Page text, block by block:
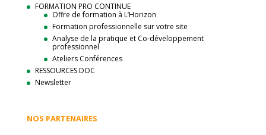
FORMATION PRO CONTINUE
Offre de formation à L’Horizon
Formation professionnelle sur votre site
Analyse de la pratique et Co-développement
professionnel
Ateliers Conférences
RESSOURCES DOC
Newsletter
NOS PARTENAIRES